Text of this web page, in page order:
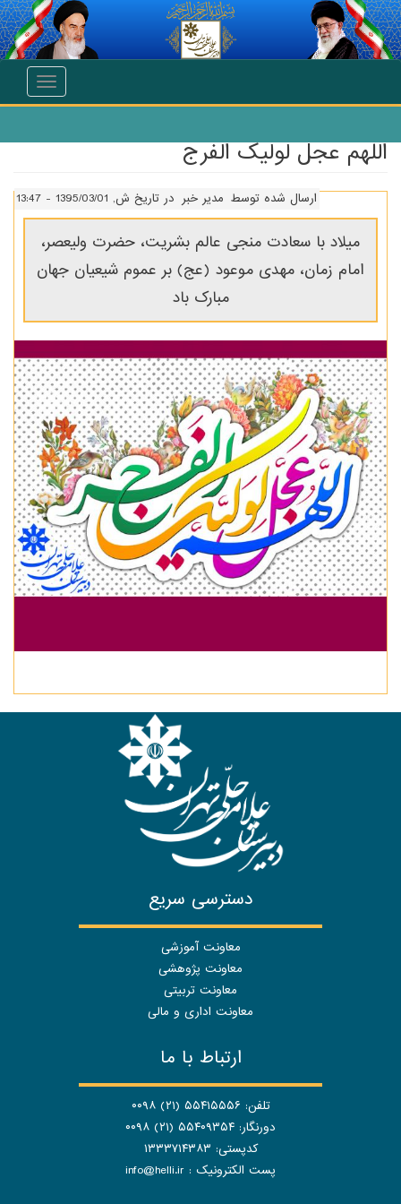
انتقال به محتوای اصلی
Toggle
اللهم عجل لولیک الفرج
ارسال شده توسط مدیر خبر در تاریخ ش, 1395/03/01 - 13:47
میلاد با سعادت منجی عالم بشریت، حضرت ولیعصر،
امام زمان، مهدی موعود (عج) بر عموم شیعیان جهان
مبارک باد
دسترسی سریع
معاونت آموزشی
معاونت پژوهشی
معاونت تربیتی
معاونت اداری و مالی
ارتباط با ما
تلفن: ۵۵۴۱۵۵۵۶ (۲۱) ۰۰۹۸
دورنگار: ۵۵۴۰۹۳۵۴ (۲۱) ۰۰۹۸
کدپستی: ۱۳۳۳۷۱۴۳۸۳
پست الکترونیک : info@helli.ir